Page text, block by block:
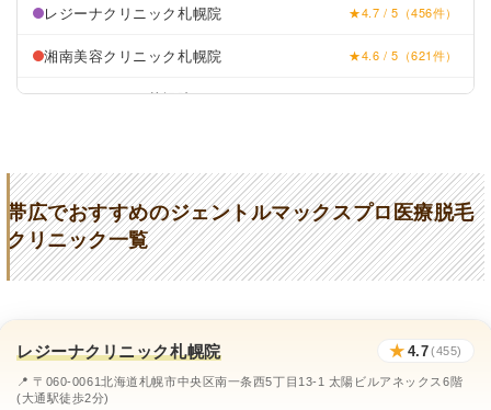
レジーナクリニック札幌院 ★4.7 / 5（456件）
湘南美容クリニック札幌院 ★4.6 / 5（621件）
リゼクリニック札幌院 ★4.1 / 5（30件）
帯広中央クリニック ★3.4 (37件)
グリーン皮膚科クリニック ★2.7 (51件)
みなみ町皮フ科クリニック ★2.3 (112件)
帯広でおすすめのジェントルマックスプロ医療脱毛
クリニック一覧
レジーナクリニック札幌院 ★ 4.7(455)
📍 〒060-0061北海道札幌市中央区南一条西5丁目13-1 太陽ビルアネックス6階
(大通駅徒歩2分)